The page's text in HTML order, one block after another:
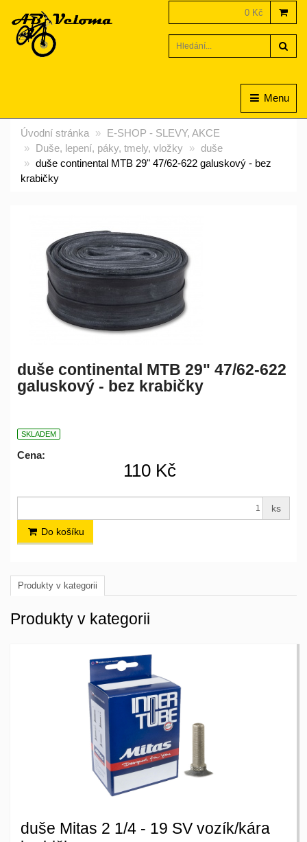
0 Kč
Menu
Úvodní stránka
E-SHOP - SLEVY, AKCE
Duše, lepení, páky, tmely, vložky
duše
duše continental MTB 29" 47/62-622 galuskový - bez
krabičky
duše continental MTB 29" 47/62-622
galuskový - bez krabičky
SKLADEM
Cena:
110 Kč
ks
Do košíku
Produkty v kategorii
Produkty v kategorii
duše Mitas 2 1/4 - 19 SV vozík/kára